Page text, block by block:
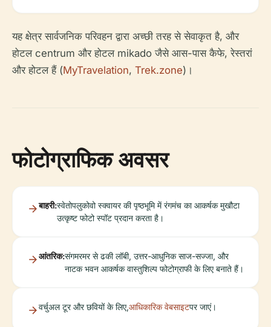
यह क्षेत्र सार्वजनिक परिवहन द्वारा अच्छी तरह से सेवाकृत है, और
होटल centrum और होटल mikado जैसे आस-पास कैफे, रेस्तरां
और होटल हैं (MyTravelation, Trek.zone)।
फोटोग्राफिक अवसर
बाहरी:स्वेतोपलुकोवो स्क्वायर की पृष्ठभूमि में रंगमंच का आकर्षक मुखौटा
उत्कृष्ट फोटो स्पॉट प्रदान करता है।
आंतरिक:संगमरमर से ढकी लॉबी, उत्तर-आधुनिक साज-सज्जा, और
नाटक भवन आकर्षक वास्तुशिल्प फोटोग्राफी के लिए बनाते हैं।
वर्चुअल टूर और छवियों के लिए,आधिकारिक वेबसाइटपर जाएं।